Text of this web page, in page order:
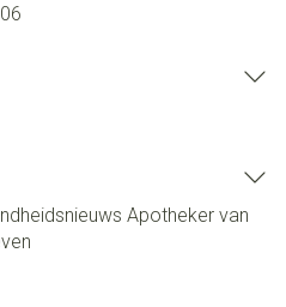
Apotheker van